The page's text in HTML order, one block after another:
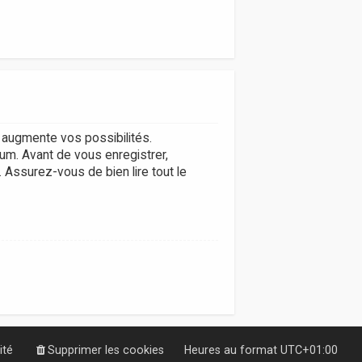
vos possibilités.
Avant de vous enregistrer,
Assurez-vous de bien lire tout le
Heures au format UTC+01:00
Supprimer les cookies